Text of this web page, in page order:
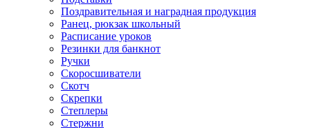
Поздравительная и наградная продукция
Ранец, рюкзак школьный
Расписание уроков
Резинки для банкнот
Ручки
Скоросшиватели
Скотч
Скрепки
Степлеры
Стержни